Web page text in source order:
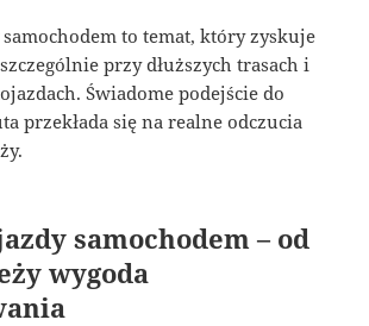
to temat, który zyskuje
przy dłuższych trasach i
Świadome podejście do
przekłada się na realne odczucia
samochodem – od
wygoda